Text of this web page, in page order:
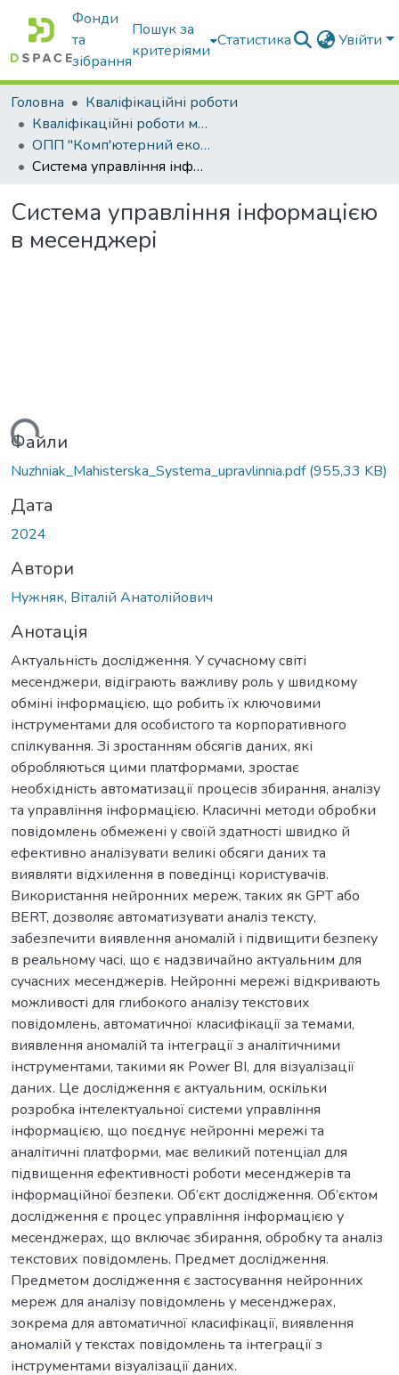
Фонди
та
зібрання
Пошук за
критеріями
Статистика Увійти
Головна
Кваліфікаційні роботи
Кваліфікаційні роботи магістрів
ОПП "Комп'ютерний еколого-економічний моніторинг"
Система управління інформацією в месенджері
Система управління інформацією
в месенджері
Файли
Nuzhniak_Mahisterska_Systema_upravlinnia.pdf(955,33 KB)
Дата
2024
Автори
Нужняк, Віталій Анатолійович
Анотація
Актуальність дослідження. У сучасному світі
месенджери, відіграють важливу роль у швидкому
обміні інформацією, що робить їх ключовими
інструментами для особистого та корпоративного
спілкування. Зі зростанням обсягів даних, які
обробляються цими платформами, зростає
необхідність автоматизації процесів збирання, аналізу
та управління інформацією. Класичні методи обробки
повідомлень обмежені у своїй здатності швидко й
ефективно аналізувати великі обсяги даних та
виявляти відхилення в поведінці користувачів.
Використання нейронних мереж, таких як GPT або
BERT, дозволяє автоматизувати аналіз тексту,
забезпечити виявлення аномалій і підвищити безпеку
в реальному часі, що є надзвичайно актуальним для
сучасних месенджерів. Нейронні мережі відкривають
можливості для глибокого аналізу текстових
повідомлень, автоматичної класифікації за темами,
виявлення аномалій та інтеграції з аналітичними
інструментами, такими як Power BI, для візуалізації
даних. Це дослідження є актуальним, оскільки
розробка інтелектуальної системи управління
інформацією, що поєднує нейронні мережі та
аналітичні платформи, має великий потенціал для
підвищення ефективності роботи месенджерів та
інформаційної безпеки. Об’єкт дослідження. Об’єктом
дослідження є процес управління інформацією у
месенджерах, що включає збирання, обробку та аналіз
текстових повідомлень. Предмет дослідження.
Предметом дослідження є застосування нейронних
мереж для аналізу повідомлень у месенджерах,
зокрема для автоматичної класифікації, виявлення
аномалій у текстах повідомлень та інтеграції з
інструментами візуалізації даних.